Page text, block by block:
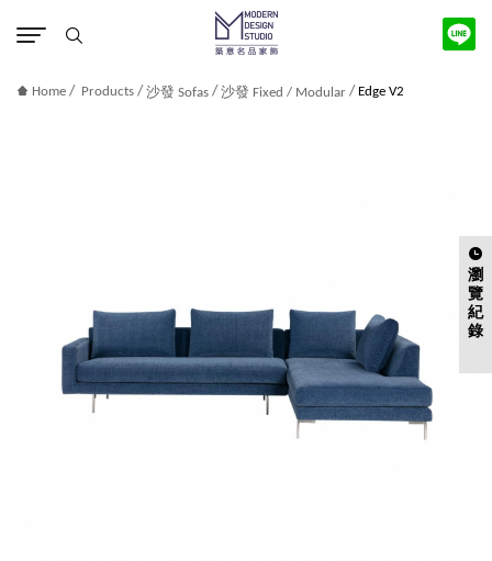
瀏
覽
紀
錄
Home/ Products/ 沙發 Sofas/ 沙發 Fixed / Modular/ Edge V2
版權宣告